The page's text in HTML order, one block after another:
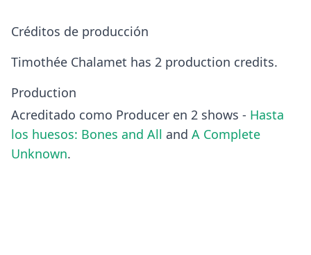
Créditos de producción
Timothée Chalamet has 2 production credits.
Production
Acreditado como Producer en 2 shows - Hasta
los huesos: Bones and All and A Complete
Unknown.